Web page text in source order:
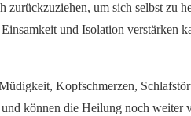
zurückzuziehen, um sich selbst zu
und Isolation verstärken
Kopfschmerzen,
können die Heilung noch weiter